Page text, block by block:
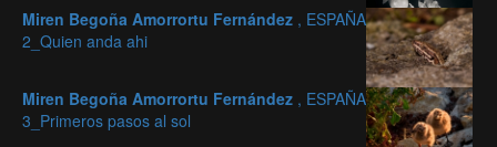
Miren Begoña Amorrortu Fernández , ESPAÑA
2_Quien anda ahi
Miren Begoña Amorrortu Fernández , ESPAÑA
3_Primeros pasos al sol